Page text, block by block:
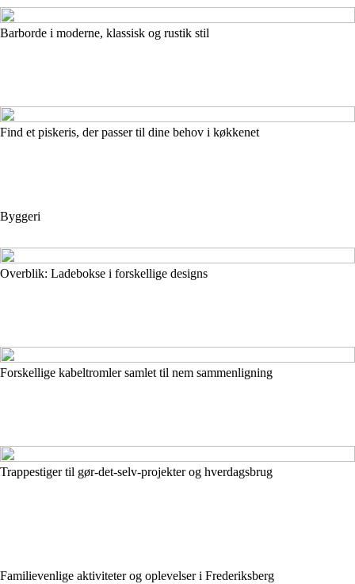
Barborde i moderne, klassisk og rustik stil
Find et piskeris, der passer til dine behov i køkkenet
Byggeri
Overblik: Ladebokse i forskellige designs
Forskellige kabeltromler samlet til nem sammenligning
Trappestiger til gør-det-selv-projekter og hverdagsbrug
Familievenlige aktiviteter og oplevelser i Frederiksberg